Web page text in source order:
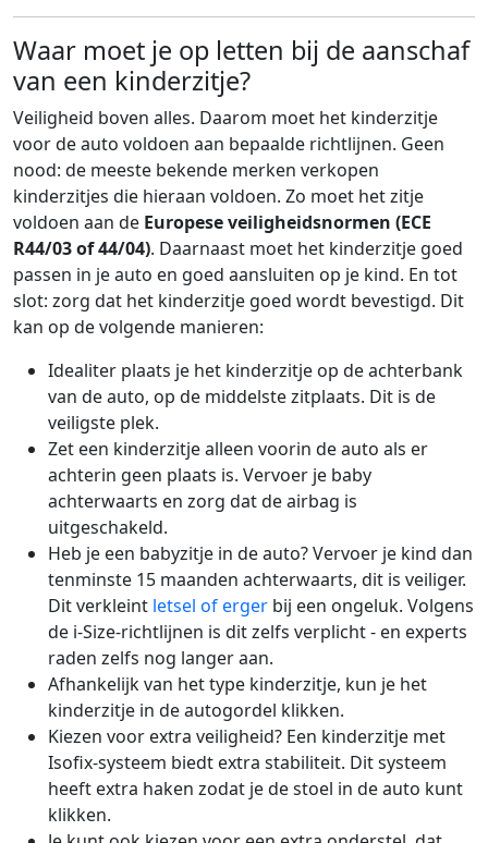
Waar moet je op letten bij de aanschaf
van een kinderzitje?
Veiligheid boven alles. Daarom moet het kinderzitje
voor de auto voldoen aan bepaalde richtlijnen. Geen
nood: de meeste bekende merken verkopen
kinderzitjes die hieraan voldoen. Zo moet het zitje
voldoen aan de Europese veiligheidsnormen (ECE
R44/03 of 44/04). Daarnaast moet het kinderzitje goed
passen in je auto en goed aansluiten op je kind. En tot
slot: zorg dat het kinderzitje goed wordt bevestigd. Dit
kan op de volgende manieren:
Idealiter plaats je het kinderzitje op de achterbank
van de auto, op de middelste zitplaats. Dit is de
veiligste plek.
Zet een kinderzitje alleen voorin de auto als er
achterin geen plaats is. Vervoer je baby
achterwaarts en zorg dat de airbag is
uitgeschakeld.
Heb je een babyzitje in de auto? Vervoer je kind dan
tenminste 15 maanden achterwaarts, dit is veiliger.
Dit verkleint letsel of erger bij een ongeluk. Volgens
de i-Size-richtlijnen is dit zelfs verplicht - en experts
raden zelfs nog langer aan.
Afhankelijk van het type kinderzitje, kun je het
kinderzitje in de autogordel klikken.
Kiezen voor extra veiligheid? Een kinderzitje met
Isofix-systeem biedt extra stabiliteit. Dit systeem
heeft extra haken zodat je de stoel in de auto kunt
klikken.